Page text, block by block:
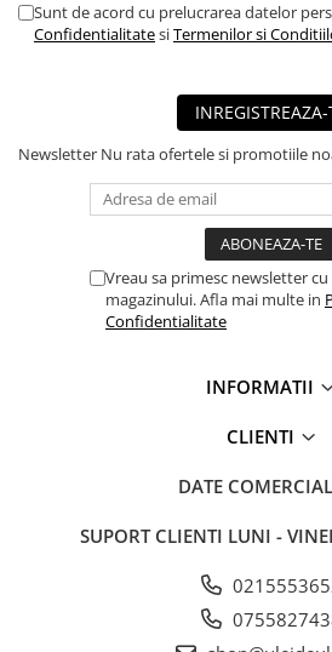
■ Lampi camioane
■ Accesorii vehicule electrice
■ Vulcanizare
■ Sistem AC
■ Bancuri de scule
■ Ulei motor MOTUL
■ Ulei motor VALVOLINE
Sunt de acord cu prelucrarea datelor
ConfidentialitatesiTermenilor si
INREGISTREAZA-
Newsletter Nu rata ofertele si promotiile
Vreau sa primesc newsletter
magazinului. Afla mai multe in
Confidentialitate
INFORMATII
CLIENTI
DATE
SUPORT CLIENTI LUNI -